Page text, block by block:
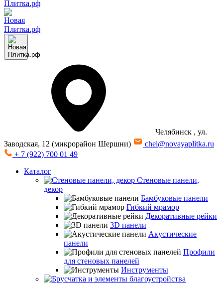
Челябинск , ул.
Заводская, 12 (микрорайон Шершни)
chel@novayaplitka.ru
+ 7 (922) 700 01 49
Каталог
Стеновые панели,
декор
Бамбуковые панели
Гибкий мрамор
Декоративные рейки
3D панели
Акустические
панели
Профили
для стеновых панелей
Инструменты